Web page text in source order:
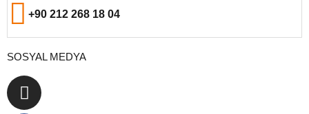
+90 212 268 18 04
SOSYAL MEDYA